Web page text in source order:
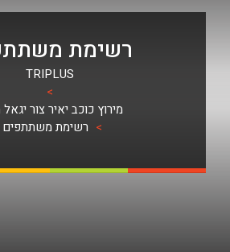
רשימת
TRIPLUS
>
מירוץ כוכב יאיר צור יגאל
> רשימת משתתפים